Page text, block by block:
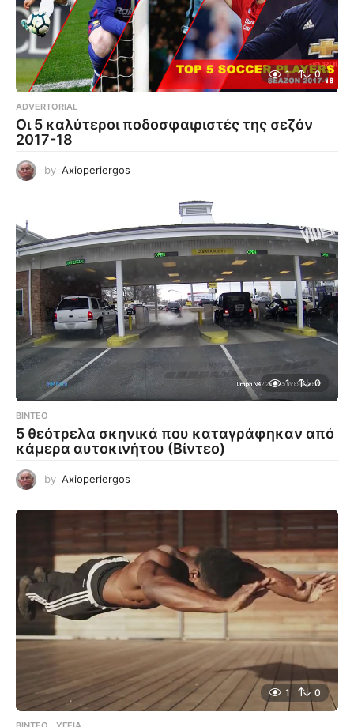
1 0
ADVERTORIAL
Οι 5 καλύτεροι ποδοσφαιριστές της σεζόν
2017-18
by Axioperiergos
1 0
ΒΊΝΤΕΟ
5 θεότρελα σκηνικά που καταγράφηκαν από
κάμερα αυτοκινήτου (Βίντεο)
by Axioperiergos
1 0